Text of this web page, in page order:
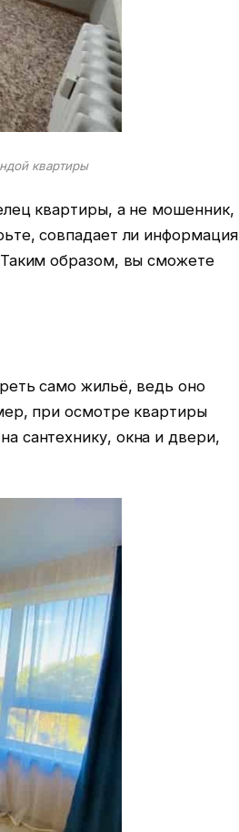
квартиры
квартиры, а не мошенник,
совпадает ли информация
образом, вы сможете
само жильё, ведь оно
при осмотре квартиры
сантехнику, окна и двери,